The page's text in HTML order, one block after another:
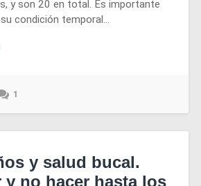
y son 20 en total. Es importante
condición temporal…
1
y salud bucal.
y no hacer hasta los